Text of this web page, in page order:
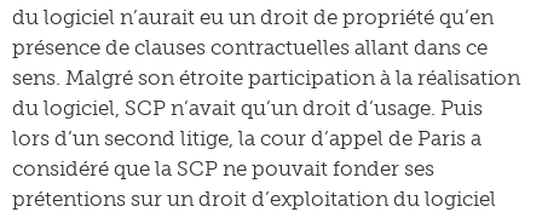
du logiciel n’aurait eu un droit de propriété qu’en
présence de clauses contractuelles allant dans ce
sens. Malgré son étroite participation à la réalisation
du logiciel, SCP n’avait qu’un droit d’usage. Puis
lors d’un second litige, la cour d’appel de Paris a
considéré que la SCP ne pouvait fonder ses
prétentions sur un droit d’exploitation du logiciel